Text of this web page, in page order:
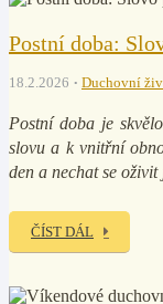
Postní doba:
18.2.2026 Duchovní
Postní doba je
slovu a k vnitřní
den a nechat se
ČÍST DÁL